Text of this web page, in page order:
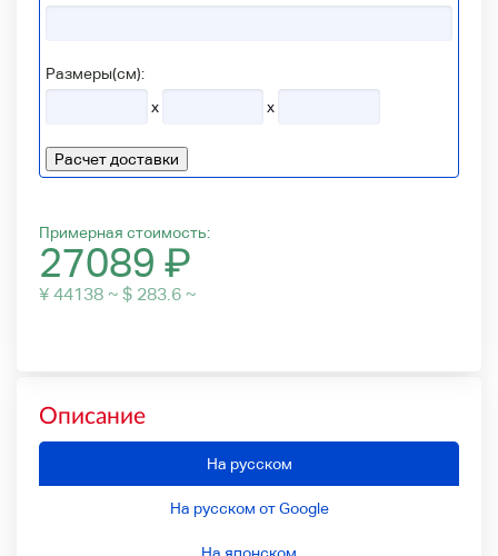
Размеры(см):
x
x
Расчет доставки
Примерная стоимость:
27089 ₽
¥ 44138 ~ $ 283.6 ~
Описание
На русском
На русском от Google
На японском